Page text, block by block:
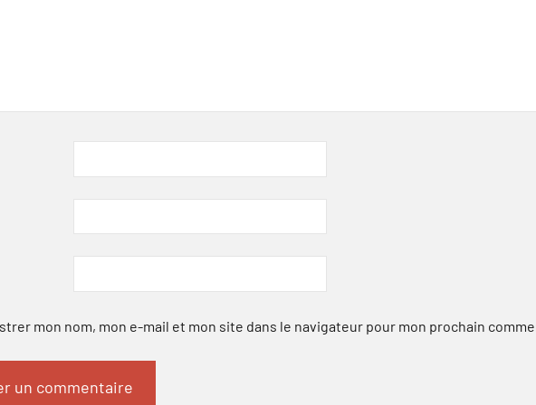
mon nom, mon e-mail et mon site dans le navigateur pour mon prochain